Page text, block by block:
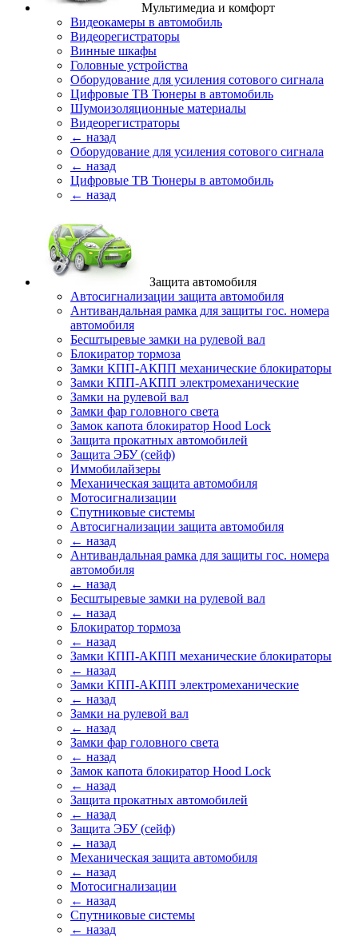
Мультимедиа и комфорт
Видеокамеры в автомобиль
Видеорегистраторы
Винные шкафы
Головные устройства
Оборудование для усиления сотового сигнала
Цифровые ТВ Тюнеры в автомобиль
Шумоизоляционные материалы
Видеорегистраторы
← назад
Оборудование для усиления сотового сигнала
← назад
Цифровые ТВ Тюнеры в автомобиль
← назад
Защита автомобиля
Автосигнализации защита автомобиля
Антивандальная рамка для защиты гос. номера
автомобиля
Бесштыревые замки на рулевой вал
Блокиратор тормоза
Замки КПП-АКПП механические блокираторы
Замки КПП-АКПП электромеханические
Замки на рулевой вал
Замки фар головного света
Замок капота блокиратор Hood Lock
Защита прокатных автомобилей
Защита ЭБУ (сейф)
Иммобилайзеры
Механическая защита автомобиля
Мотосигнализации
Спутниковые системы
Автосигнализации защита автомобиля
← назад
Антивандальная рамка для защиты гос. номера
автомобиля
← назад
Бесштыревые замки на рулевой вал
← назад
Блокиратор тормоза
← назад
Замки КПП-АКПП механические блокираторы
← назад
Замки КПП-АКПП электромеханические
← назад
Замки на рулевой вал
← назад
Замки фар головного света
← назад
Замок капота блокиратор Hood Lock
← назад
Защита прокатных автомобилей
← назад
Защита ЭБУ (сейф)
← назад
Механическая защита автомобиля
← назад
Мотосигнализации
← назад
Спутниковые системы
← назад